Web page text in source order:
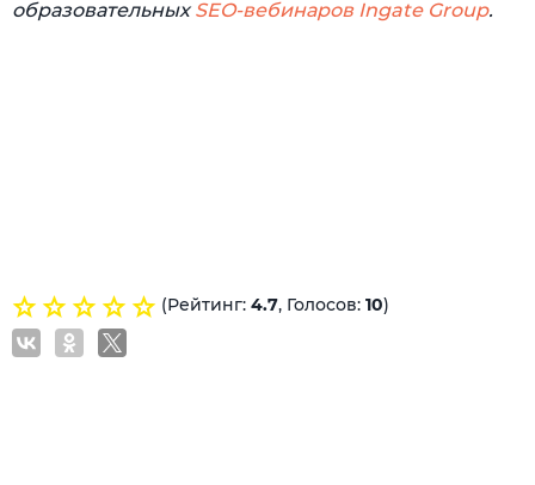
образовательныхSEO-вебинаров Ingate Group.
(Рейтинг: 4.7, Голосов: 10)